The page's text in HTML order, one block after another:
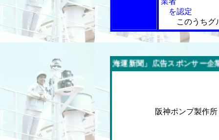
を認定
このうちグ
の「内航海運新聞」広告スポンサー企業
阪神ポンプ製作